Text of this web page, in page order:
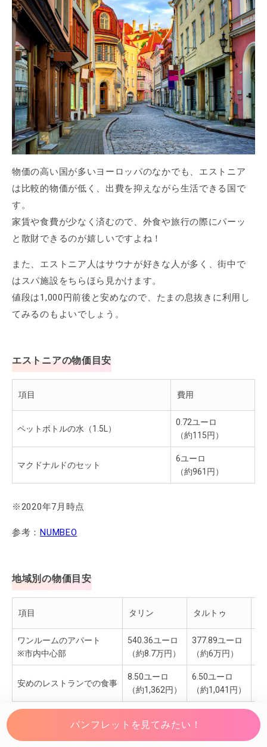
物価の高い国が多いヨーロッパのなかでも、エストニア
は比較的物価が低く、出費を抑えながら生活できる国で
す。
家賃や食費が少なく済むので、外食や旅行の際にパーッ
と散財できるのが嬉しいですよね！
また、エストニア人はサウナが好きな人が多く、街中で
はスパ施設をちらほら見かけます。
値段は1,000円前後と安めなので、たまの息抜きに利用し
てみるのもよいでしょう。
エストニアの物価目安
項目 費用
ペットボトルの水（1.5L）
0.72ユーロ
（約115円）
マクドナルドのセット
6ユーロ
（約961円）
※2020年7月時点
参考：NUMBEO
地域別の物価目安
項目 タリン タルトゥ
ワンルームのアパート
※市内中心部
540.36ユーロ
（約8.7万円）
377.89ユーロ
（約6万円）
安めのレストランでの食事
8.50ユーロ
（約1,362円）
6.50ユーロ
（約1,041円）
※2020年7月時点パンフレットを見てみたい！